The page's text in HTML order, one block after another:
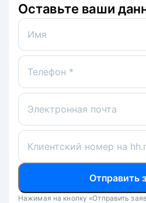
Оставьте ваши
Имя
Телефон *
Электронная почта
Клиентский номер на
Отправить
Нажимая на кнопку «Отправить